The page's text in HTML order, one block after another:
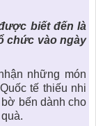
biết đến là
chức vào ngày
những món
tế thiếu nhi
bến dành cho